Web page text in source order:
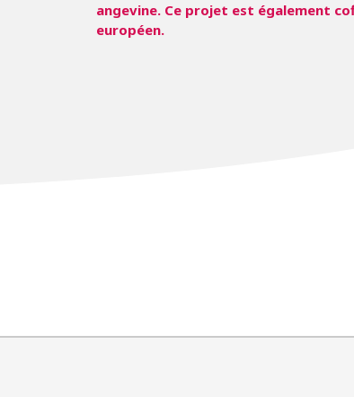
angevine. Ce projet est également
européen.